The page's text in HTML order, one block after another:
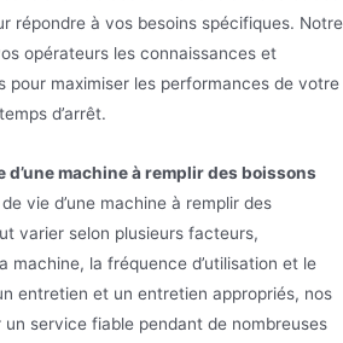
répondre à vos besoins spécifiques. Notre
opérateurs les connaissances et
pour maximiser les performances de votre
d’arrêt.
d’une machine à remplir des boissons
vie d’une machine à remplir des
varier selon plusieurs facteurs,
machine, la fréquence d’utilisation et le
entretien et un entretien appropriés, nos
service fiable pendant de nombreuses